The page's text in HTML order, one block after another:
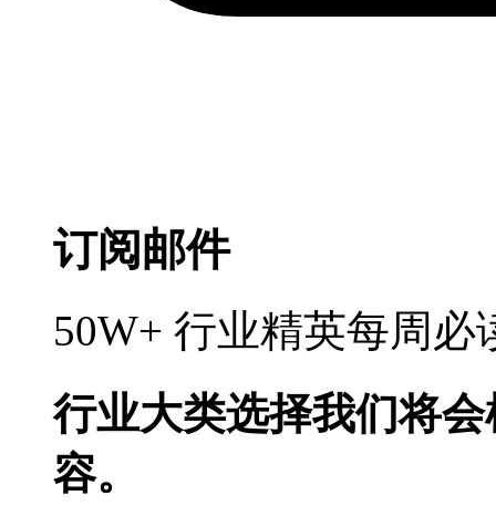
订阅邮件
50W+ 行业精英每周
行业大类选择我们将
容。